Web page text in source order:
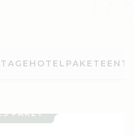
HOTELPAKETE
PAKET